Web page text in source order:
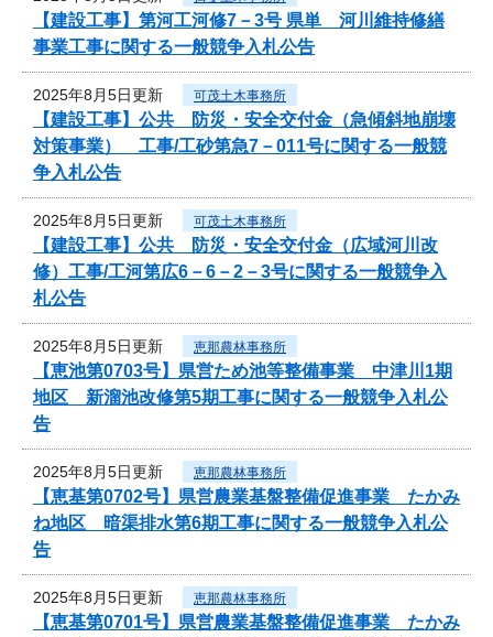
【建設工事】第河工河修7－3号 県単 河川維持修繕
事業工事に関する一般競争入札公告
2025年8月5日更新 可茂土木事務所
【建設工事】公共 防災・安全交付金（急傾斜地崩壊
対策事業） 工事/工砂第急7－011号に関する一般競
争入札公告
2025年8月5日更新 可茂土木事務所
【建設工事】公共 防災・安全交付金（広域河川改
修）工事/工河第広6－6－2－3号に関する一般競争入
札公告
2025年8月5日更新 恵那農林事務所
【恵池第0703号】県営ため池等整備事業 中津川1期
地区 新溜池改修第5期工事に関する一般競争入札公
告
2025年8月5日更新 恵那農林事務所
【恵基第0702号】県営農業基盤整備促進事業 たかみ
ね地区 暗渠排水第6期工事に関する一般競争入札公
告
2025年8月5日更新 恵那農林事務所
【恵基第0701号】県営農業基盤整備促進事業 たかみ